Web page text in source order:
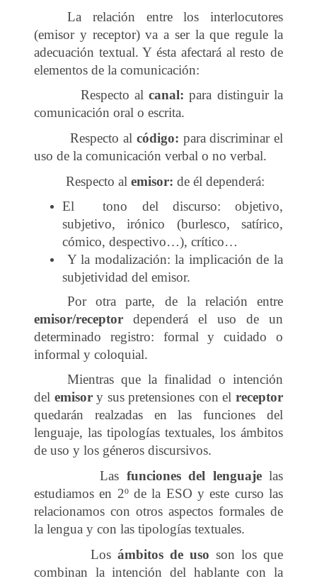
La relación entre los interlocutores
(emisor y receptor) va a ser la que regule la
adecuación textual. Y ésta afectará al resto de
elementos de la comunicación:
Respecto alcanal: para distinguir la
comunicación oral o escrita.
Respecto al código: para discriminar el
uso de la comunicación verbal o no verbal.
Respecto al emisor: de él dependerá:
El tono del discurso: objetivo,
subjetivo, irónico (burlesco, satírico,
cómico, despectivo…), crítico…
Y la modalización: la implicación de la
subjetividad del emisor.
Por otra parte, de la relación entre
emisor/receptor dependerá el uso de un
determinado registro: formal y cuidado o
informal y coloquial.
Mientras que la finalidad o intención
del emisory sus pretensiones con elreceptor
quedarán realzadas en las funciones del
lenguaje, las tipologías textuales, los ámbitos
de uso y los géneros discursivos.
Las funciones del lenguajelas
estudiamos en 2º de la ESO y este curso las
relacionamos con otros aspectos formales de
la lengua y con las tipologías textuales.
Losámbitos de uso son los que
combinan la intención del hablante con la